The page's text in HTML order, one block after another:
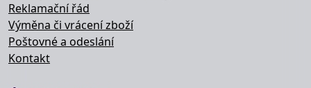
Reklamační řád
Výměna či vrácení zboží
Poštovné a odeslání
Kontakt